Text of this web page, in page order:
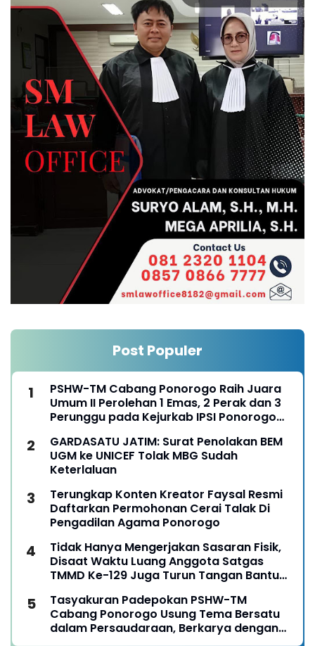
Post Populer
PSHW-TM Cabang Ponorogo Raih Juara
Umum II Perolehan 1 Emas, 2 Perak dan 3
Perunggu pada Kejurkab IPSI Ponorogo
GARDASATU JATIM: Surat Penolakan BEM
UGM ke UNICEF Tolak MBG Sudah
Keterlaluan
Terungkap Konten Kreator Faysal Resmi
Daftarkan Permohonan Cerai Talak Di
Pengadilan Agama Ponorogo
Tidak Hanya Mengerjakan Sasaran Fisik,
Disaat Waktu Luang Anggota Satgas
TMMD Ke-129 Juga Turun Tangan Bantu
Tasyakuran Padepokan PSHW-TM
Cabang Ponorogo Usung Tema Bersatu
dalam Persaudaraan, Berkarya dengan
Keikhlasan dan Mengabdi dengan